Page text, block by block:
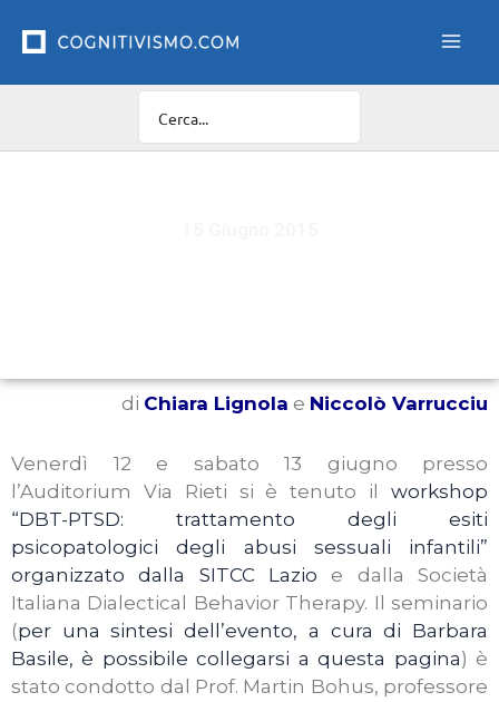
di Chiara Lignola e Niccolò Varrucciu
Venerdì 12 e sabato 13 giugno presso
l’Auditorium Via Rieti si è tenuto il workshop
“DBT-PTSD: trattamento degli esiti
psicopatologici degli abusi sessuali infantili”
organizzato dalla SITCC Lazio e dalla Società
Italiana Dialectical Behavior Therapy. Il seminario
(per una sintesi dell’evento, a cura di Barbara
Basile, è possibile collegarsi a questa pagina) è
stato condotto dal Prof. Martin Bohus, professore